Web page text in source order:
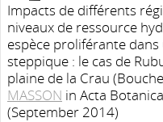
Impacts de différents
niveaux de ressource
espèce proliférante
steppique : le cas de
plaine de la Crau
MASSON in Acta
(September 2014)